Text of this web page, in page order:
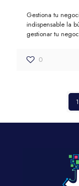
Gestiona tu
indispensable la
gestionar tu
0
1